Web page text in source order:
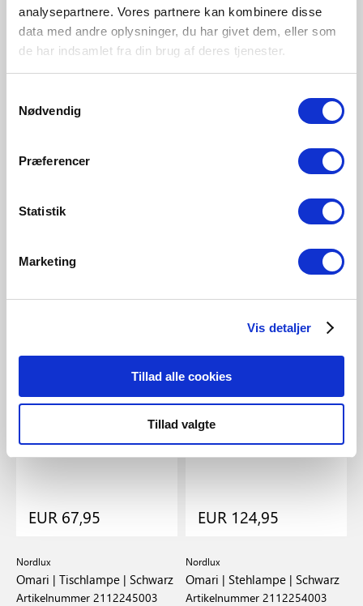
analysepartnere. Vores partnere kan kombinere disse
data med andre oplysninger, du har givet dem, eller som
de har indsamlet fra din brug af deres tjenester.
Nødvendig
Præferencer
Statistik
Marketing
Vis detaljer
Tillad alle cookies
Tillad valgte
Innenbereich
Hauptmaterial
Metall
Verwandte Produkte
EUR 67,95
Nordlux
Omari | Tischlampe | Schwarz
Artikelnummer 2112245003
EUR 124,95
Nordlux
Omari | Stehlampe | Schwarz
Artikelnummer 2112254003